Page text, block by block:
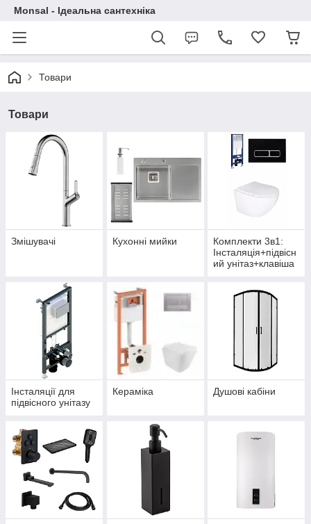
Monsal - Ідеальна сантехніка
Товари
Товари
Змішувачі Кухонні мийки
Комплекти 3в1:
Інсталяція+підвісн
ий унітаз+клавіша
Інсталяції для
підвісного унітазу
Кераміка Душові кабіни